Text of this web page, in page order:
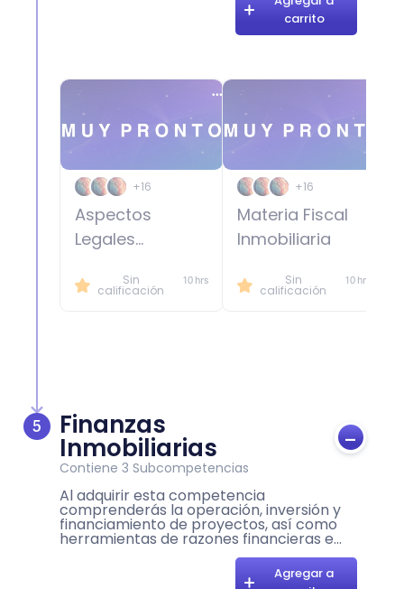
investigación y análisis de todas las
operaciones internas y externas.carrito
+16
Aspectos
Legales
Sin
calificación
10 hrs
+16
Materia Fiscal
Inmobiliaria
Sin
calificación
10 hrs
5 Finanzas
Inmobiliarias -
Contiene 3 Subcompetencias
Al adquirir esta competencia
comprenderás la operación, inversión y
financiamiento de proyectos, así como
herramientas de razones financieras e
indicadores como retorno sobre la
inversión (ROI), valor presente neto (VPN)
y tasa interna de retorno (TIR), que te
Agregar a